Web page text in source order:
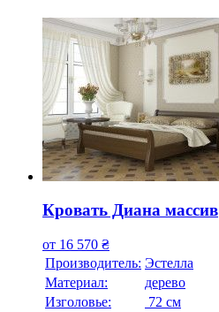
Кровать Диана массив
от 16 570 ₴
Производитель: Эстелла
Материал:
дерево
Изголовье:
72 см